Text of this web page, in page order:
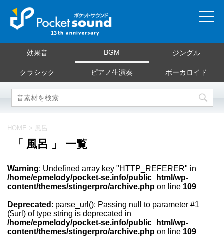
当サイトについて
ご利用規約
お問合せ
効果音 BGM ジングル
クラシック ピアノ生演奏 ボーカロイド
HOME > 風呂
「 風呂 」 一覧
Warning: Undefined array key "HTTP_REFERER" in
/home/epmelody/pocket-se.info/public_html/wp-
content/themes/stingerpro/archive.php on line 109
Deprecated : parse_url(): Passing null to parameter #1
($url) of type string is deprecated in
/home/epmelody/pocket-se.info/public_html/wp-
content/themes/stingerpro/archive.php on line 109